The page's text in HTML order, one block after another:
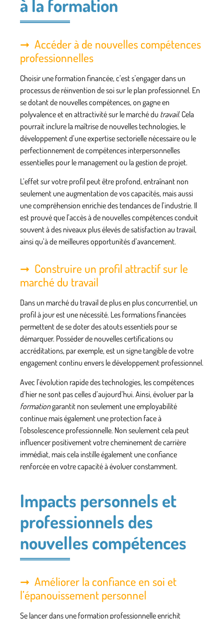
à la formation
Accéder à de nouvelles compétences
professionnelles
Choisir une formation financée, c’est s’engager dans un
processus de réinvention de soi sur le plan professionnel. En
se dotant de nouvellescompétences, on gagne en
polyvalence et en attractivité sur le marché du travail. Cela
pourrait inclure la maîtrise de nouvelles technologies, le
développement d’une expertise sectorielle nécessaire ou le
perfectionnement de compétences interpersonnelles
essentielles pour le management ou la gestion de projet.
L’effet sur votre profil peut être profond, entraînant non
seulement une augmentation de vos capacités, mais aussi
une compréhension enrichie des tendances de l’industrie. Il
est prouvé que l’accès à de nouvelles compétences conduit
souvent à des niveaux plus élevés de satisfaction au travail,
ainsi qu’à de meilleures opportunités d’avancement.
Construire un profil attractif sur le
marché du travail
Dans un marché du travail de plus en plus concurrentiel, un
profilà jour est une nécessité. Les formations financées
permettent de se doter des atouts essentiels pour se
démarquer. Posséder de nouvelles certifications ou
accréditations, par exemple, est un signe tangible de votre
engagement continu envers le développement professionnel.
Avec l’évolution rapide des technologies, les compétences
d’hier ne sont pas celles d’aujourd’hui. Ainsi, évoluer par la
formationgarantit non seulement une employabilité
continue mais également une protection face à
l’obsolescence professionnelle. Non seulement cela peut
influencer positivement votre cheminement de carrière
immédiat, mais cela instille également une confiance
renforcée en votre capacité à évoluer constamment.
Impacts personnels et
professionnels des
nouvelles compétences
Améliorer la confiance en soi et
l’épanouissement personnel
Se lancer dans une formation professionnelleenrichit